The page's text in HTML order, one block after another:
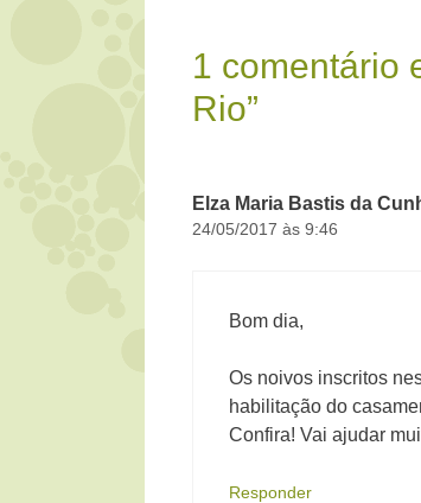
1 comentário
Rio”
Elza Maria Bastis da
24/05/2017 às 9:46
Bom dia,
Os noivos inscritos
habilitação do
Confira! Vai ajudar
Responder